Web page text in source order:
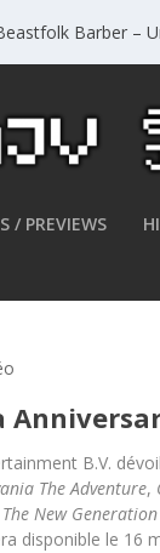
Barber –
/ PREVIEWS
B.V.
The Adventure,
New Generation
disponible le 16